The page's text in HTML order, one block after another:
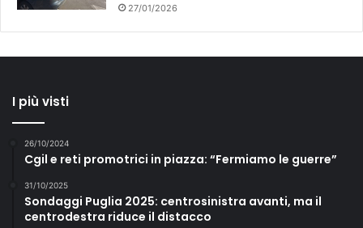
27/01/2026
I più visti
26/10/2024
Cgil e reti promotrici in piazza: “Fermiamo le guerre”
31/10/2025
Sondaggi Puglia 2025: centrosinistra avanti, ma il
centrodestra riduce il distacco